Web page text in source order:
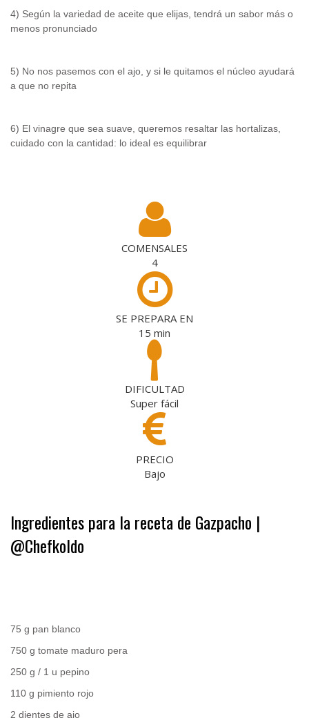
4) Según la variedad de aceite que elijas, tendrá un sabor más o
menos pronunciado
5) No nos pasemos con el ajo, y si le quitamos el núcleo ayudará
a que no repita
6) El vinagre que sea suave, queremos resaltar las hortalizas,
cuidado con la cantidad: lo ideal es equilibrar
COMENSALES
4
SE PREPARA EN
15 min
DIFICULTAD
Super fácil
PRECIO
Bajo
Ingredientes para la receta de Gazpacho |
@Chefkoldo
75 g pan blanco
750 g tomate maduro pera
250 g / 1 u pepino
110 g pimiento rojo
2 dientes de ajo